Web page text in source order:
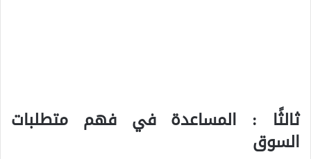
ثالثًا : المساعدة في فهم متطلبات
السوق